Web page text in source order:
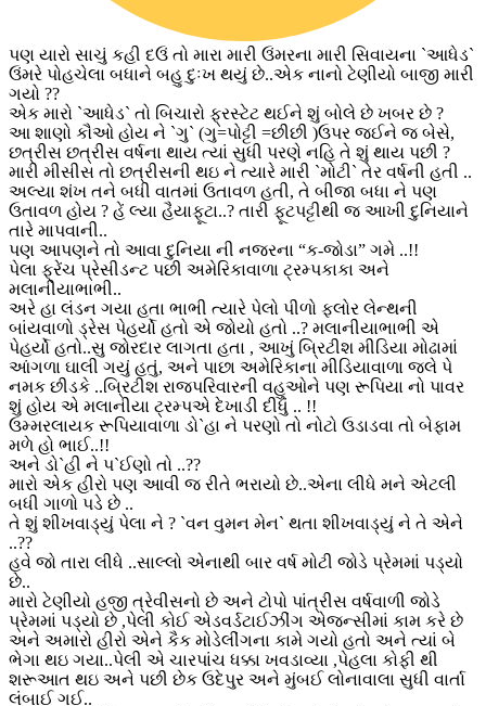
પણ યારો સાચું કહી દઉં તો મારા મારી ઉંમરના મારી સિવાયના `આધેડ`
ઉંમરે પોહચેલા બધાને બહુ દુઃખ થયું છે..એક નાનો ટેણીયો બાજી મારી
ગયો ??
એક મારો `આધેડ` તો બિચારો ફ્રસ્ટેટ થઈને શું બોલે છે ખબર છે ?
આ શાણો કૌઓ હોય ને `ગુ` (ગુ=પોટ્ટી =છીછી )ઉપર જઈને જ બેસે,
છત્રીસ છત્રીસ વર્ષના થાય ત્યાં સુધી પરણે નહિ તે શું થાય પછી ?
મારી મીસીસ તો છત્રીસની થઇ ને ત્યારે મારી `મોટી` તેર વર્ષની હતી ..
અલ્યા શંખ તને બધી વાતમાં ઉતાવળ હતી, તે બીજા બધા ને પણ
ઉતાવળ હોય ? હેં લ્યા હૈયાફૂટા..? તારી ફૂટપટ્ટીથી જ આખી દુનિયાને
તારે માપવાની..
પણ આપણને તો આવા દુનિયા ની નજરના “ક-જોડા” ગમે ..!!
પેલા ફ્રેંચ પ્રેસીડન્ટ પછી અમેરિકાવાળા ટ્રમ્પકાકા અને
મલાનીયાભાભી..
અરે હા લંડન ગયા હતા ભાભી ત્યારે પેલો પીળો ફ્લોર લેન્થની
બાંયવાળો ડ્રેસ પેહર્યો હતો એ જોયો હતો ..? મલાનીયાભાભી એ
પેહર્યો હતો..સુ જોરદાર લાગતા હતા , આખું બ્રિટીશ મીડિયા મોઢામાં
આંગળા ઘાલી ગયું હતું, અને પાછા અમેરિકાના મીડિયાવાળા જલે પે
નમક છીડકે ..બ્રિટીશ રાજપરિવારની વહુઓને પણ રૂપિયા નો પાવર
શું હોય એ મલાનીયા ટ્રમ્પએ દેખાડી દીધું .. !!
ઉમ્મરલાયક રૂપિયાવાળા ડો`હા ને પરણો તો નોટો ઉડાડવા તો બેફામ
મળે હો ભાઈ..!!
અને ડો`હી ને પ`ઈણો તો ..??
મારો એક હીરો પણ આવી જ રીતે ભરાયો છે..એના લીધે મને એટલી
બધી ગાળો પડે છે ..
તે શું શીખવાડ્યું પેલા ને ? `વન વુમન મેન` થતા શીખવાડ્યું ને તે એને
..??
હવે જો તારા લીધે ..સાલ્લો એનાથી બાર વર્ષ મોટી જોડે પ્રેમમાં પડ્યો
છે..
મારો ટેણીયો હજી ત્રેવીસનો છે અને ટોપો પાંત્રીસ વર્ષવાળી જોડે
પ્રેમમાં પડ્યો છે ,પેલી કોઈ એડવર્ડટાઈઝીંગ એજન્સીમાં કામ કરે છે
અને અમારો હીરો એને કૈક મોડેલીંગના કામે ગયો હતો અને ત્યાં બે
ભેગા થઇ ગયા..પેલી એ ચારપાંચ ધક્કા ખવડાવ્યા ,પેહલા કોફી થી
શરૂઆત થઇ અને પછી છેક ઉદેપુર અને મુંબઈ લોનાવાલા સુધી વાર્તા
લંબાઈ ગઈ..